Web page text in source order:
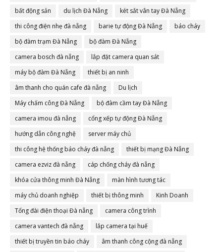
bất động sản
du lịch Đà Nẵng
két sắt vân tay Đà Nẵng
thi công điện nhẹ đà nẵng
barie tự động Đà Nẵng
báo cháy
bộ đàm trạm Đà Nẵng
bộ đàm Đà Nẵng
camera bosch đà nẵng
lắp đặt camera quan sát
máy bộ đàm Đà Nẵng
thiết bị an ninh
âm thanh cho quán cafe đà nẵng
Du lịch
Máy chấm công Đà Nẵng
bộ đàm cầm tay Đà Nẵng
camera imou đà nẵng
cổng xếp tự động Đà Nẵng
hướng dẫn công nghệ
server máy chủ
thi công hệ thống báo cháy đà nẵng
thiết bị mạng Đà Nẵng
camera ezviz đà nẵng
cáp chống cháy đà nẵng
khóa cửa thông minh Đà Nẵng
màn hình tương tác
máy chủ doanh nghiệp
thiết bị thông minh
Kinh Doanh
Tổng đài điện thoại Đà nẵng
camera công trình
camera vantech đà nẵng
lắp camera tại huế
thiết bị truyền tin báo cháy
âm thanh công cộng đà nẵng